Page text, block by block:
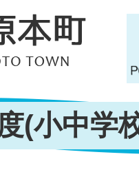
(小中学